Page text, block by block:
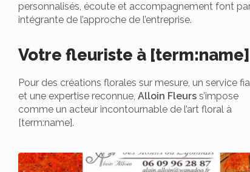
personnalisés, écoute et accompagnement font
intégrante de l’approche de l’entreprise.
Votre fleuriste à [term:name]
Pour des créations florales sur mesure, un service
et une expertise reconnue, Alloin Fleurs s’impose
comme un acteur incontournable de l’art floral à
[term:name].